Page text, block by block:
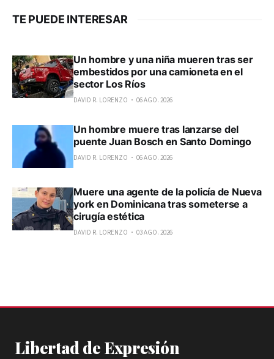
TE PUEDE INTERESAR
Un hombre y una niña mueren tras ser
embestidos por una camioneta en el
sector Los Ríos
DAVID R. LORENZO 06 AGO. 2026
Un hombre muere tras lanzarse del
puente Juan Bosch en Santo Domingo
DAVID R. LORENZO 06 AGO. 2026
Muere una agente de la policía de Nueva
york en Dominicana tras someterse a
cirugía estética
DAVID R. LORENZO 03 AGO. 2026
Libertad de Expresión